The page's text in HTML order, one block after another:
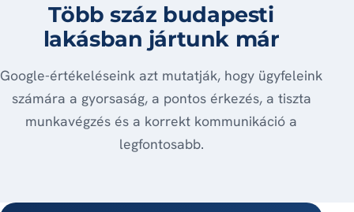
Több száz budapesti
lakásban jártunk már
Google-értékeléseink azt mutatják, hogy ügyfeleink
számára a gyorsaság, a pontos érkezés, a tiszta
munkavégzés és a korrekt kommunikáció a
legfontosabb.